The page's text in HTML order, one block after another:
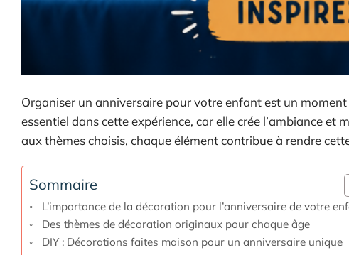
Organiser un anniversaire pour votre enfant est un
essentiel dans cette expérience, car elle crée l’ambiance
aux thèmes choisis, chaque élément contribue à rendre
Sommaire
L’importance de la décoration pour l’anniversaire de votre
Des thèmes de décoration originaux pour chaque âge
DIY : Décorations faites maison pour un anniversaire unique